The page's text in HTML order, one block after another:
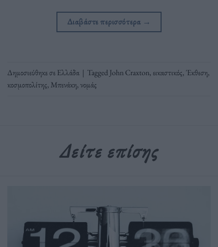
Διαβάστε περισσότερα →
Δημοσιεύθηκε σεΕλλάδα | TaggedJohn Craxton, εικαστικός,Έκθεση,
κοσμοπολίτης, Μπενάκη,νομάς
Δείτε επίσης